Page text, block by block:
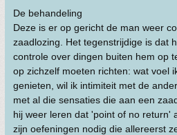
De behandeling
Deze is er op gericht de man weer
zaadlozing. Het tegenstrijdige is dat
controle over dingen buiten hem op
op zichzelf moeten richten: wat voel
genieten, wil ik intimiteit met de
met al die sensaties die aan een
hij weer leren dat 'point of no return'
zijn oefeningen nodig die allereerst